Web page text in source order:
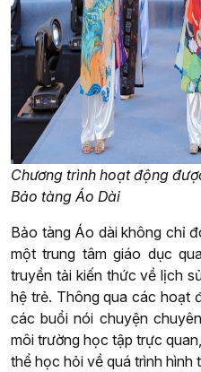
Chương trình hoạt động
Bảo tàng Áo Dài
Bảo tàng Áo dài không chỉ
một trung tâm giáo dục
truyền tải kiến thức về lịch
hệ trẻ. Thông qua các hoạt
các buổi nói chuyện
môi trường học tập trực
thể học hỏi về quá trình hình